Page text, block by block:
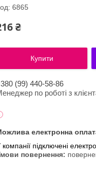
6865
₴
Купити
(99) 440-58-86
по роботі з
компанії підключені